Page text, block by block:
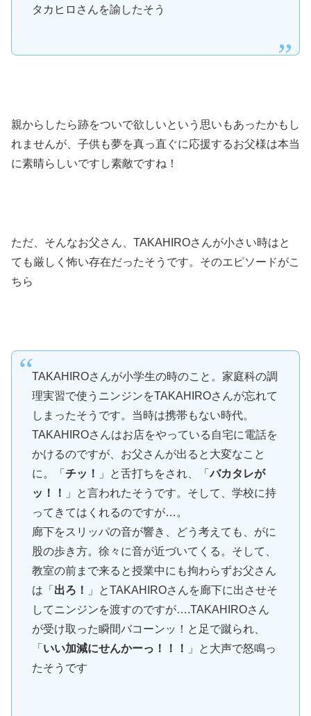
タカヒロさんを諭したそう
親からしたら跡をついで欲しいという思いもあったかもし
れませんが、子供も夢を真っ直ぐに応援するお父様は本当
に素晴らしいですし素敵ですね！
ただ、そんなお父さん、TAKAHIROさんが小さい時はと
ても厳しく怖い存在だったそうです。そのエピソードがこ
ちら
TAKAHIROさんが小学生の時のこと。家庭科の調
理実習で使うニンジンをTAKAHIROさんが忘れて
しまったそうです。当時は携帯もない時代。
TAKAHIROさんはお店をやっている自宅に電話を
かけるのですが、お父さんが出ると大変なこと
に。「 チッ！ 」と舌打ちをされ、「バカタレが
ッ！！
」と言われたそうです。そして、学校に持
ってきてはくれるのですが…。
廊下をスリッパの音が響き、どう考えても、がに
股の歩き方。徐々に音が近づいてくる。そして、
教室の前まで来ると授業中にも拘わらずお父さん
は「 出ろ！
」とTAKAHIROさんを廊下に出させそ
してニンジンを渡すのですが….TAKAHIROさん
が受け取った瞬間バコーンッ！と足で蹴られ、
「 いい加減にせんかーっ！！！
」と大声で怒鳴っ
たそうです